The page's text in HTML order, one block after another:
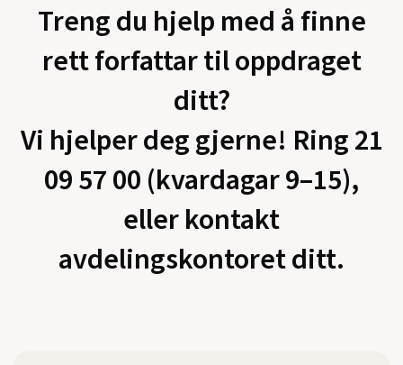
Treng du hjelp med å finne
rett forfattar til oppdraget
ditt?
Vi hjelper deg gjerne! Ring 21
09 57 00 (kvardagar 9–15),
eller kontakt
avdelingskontoret ditt.